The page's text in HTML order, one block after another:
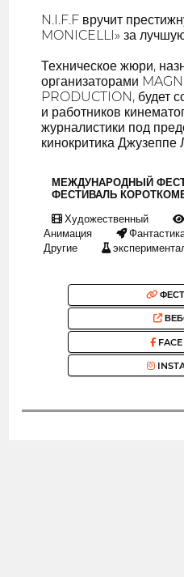
N.I.F.F вручит
MONICELLI» за
Техническое жюри,
организаторами
PRODUCTION, будет
и работников
журналистики под
кинокритика Джузеппе
МЕЖДУНАРОДНЫЙ
ФЕСТИВАЛЬ
Художественный
Анимация
Другие